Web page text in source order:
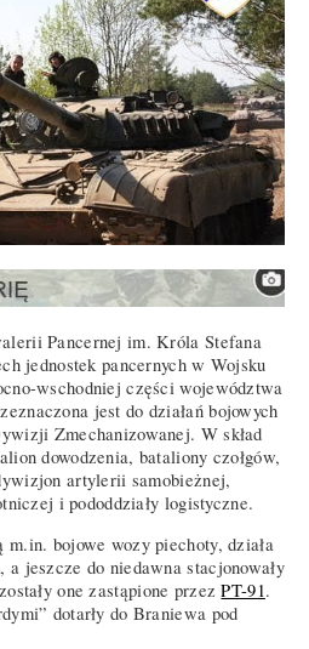
Pancernej im. Króla Stefana
jednostek pancernych w Wojsku
wschodniej części województwa
jest do działań bojowych
Zmechanizowanej. W skład
dowodzenia, bataliony czołgów,
artylerii samobieżnej,
i pododdziały logistyczne.
bojowe wozy piechoty, działa
a jeszcze do niedawna stacjonowały
one zastąpione przezPT-91.
dotarły do Braniewa pod